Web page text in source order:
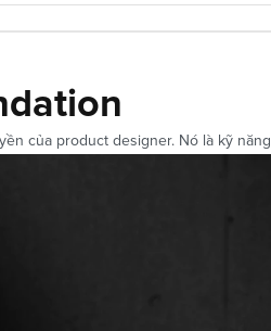
của product designer. Nó là kỹ